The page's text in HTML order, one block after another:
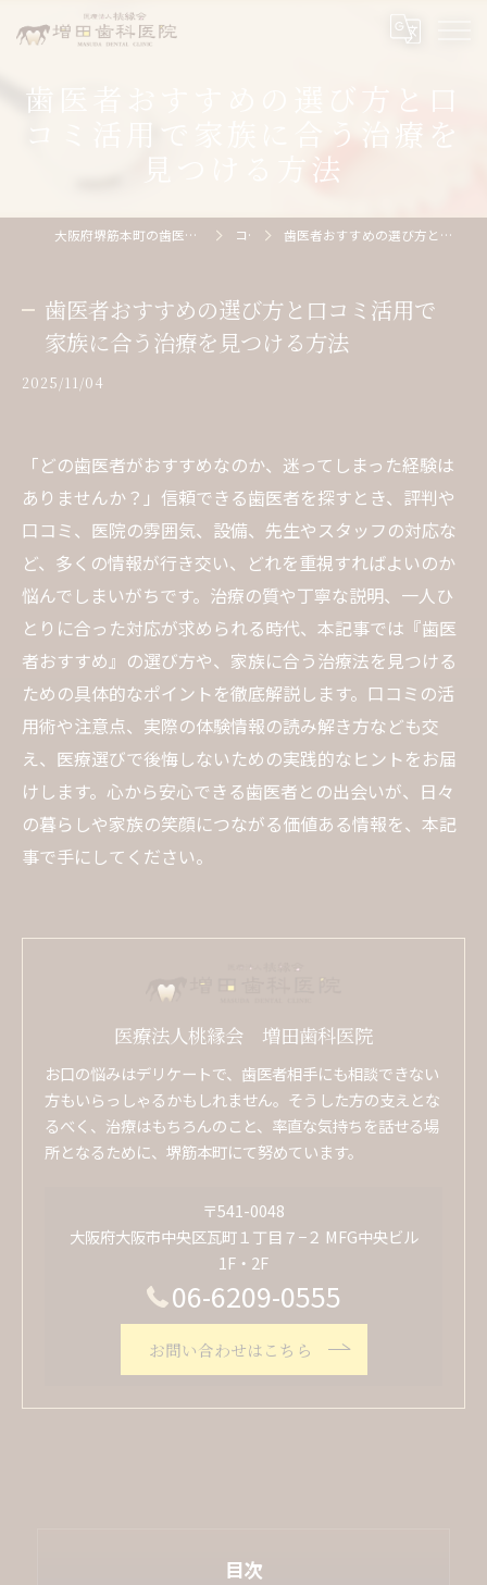
歯医者おすすめの選び方と口
コミ活用で家族に合う治療を
見つける方法
大阪府堺筋本町の歯医者なら医療法人桃縁会増田歯科医院 コラム 歯医者おすすめの選び方と口コミ活用で家族に合う治療を見つける方法
歯医者おすすめの選び方と口コミ活用で
家族に合う治療を見つける方法
2025/11/04
「どの歯医者がおすすめなのか、迷ってしまった経験は
ありませんか？」信頼できる歯医者を探すとき、評判や
口コミ、医院の雰囲気、設備、先生やスタッフの対応な
ど、多くの情報が行き交い、どれを重視すればよいのか
悩んでしまいがちです。治療の質や丁寧な説明、一人ひ
とりに合った対応が求められる時代、本記事では『歯医
者おすすめ』の選び方や、家族に合う治療法を見つける
ための具体的なポイントを徹底解説します。口コミの活
用術や注意点、実際の体験情報の読み解き方なども交
え、医療選びで後悔しないための実践的なヒントをお届
けします。心から安心できる歯医者との出会いが、日々
の暮らしや家族の笑顔につながる価値ある情報を、本記
事で手にしてください。
医療法人桃縁会 増田歯科医院
お口の悩みはデリケートで、歯医者相手にも相談できない
方もいらっしゃるかもしれません。そうした方の支えとな
るべく、治療はもちろんのこと、率直な気持ちを話せる場
所となるために、堺筋本町にて努めています。
〒541-0048
大阪府大阪市中央区瓦町１丁目７−２ MFG中央ビル
1F・2F
06-6209-0555
お問い合わせはこちら
目次